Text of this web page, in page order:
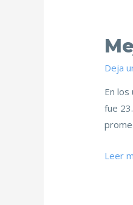
Deja
En
fue
Leer